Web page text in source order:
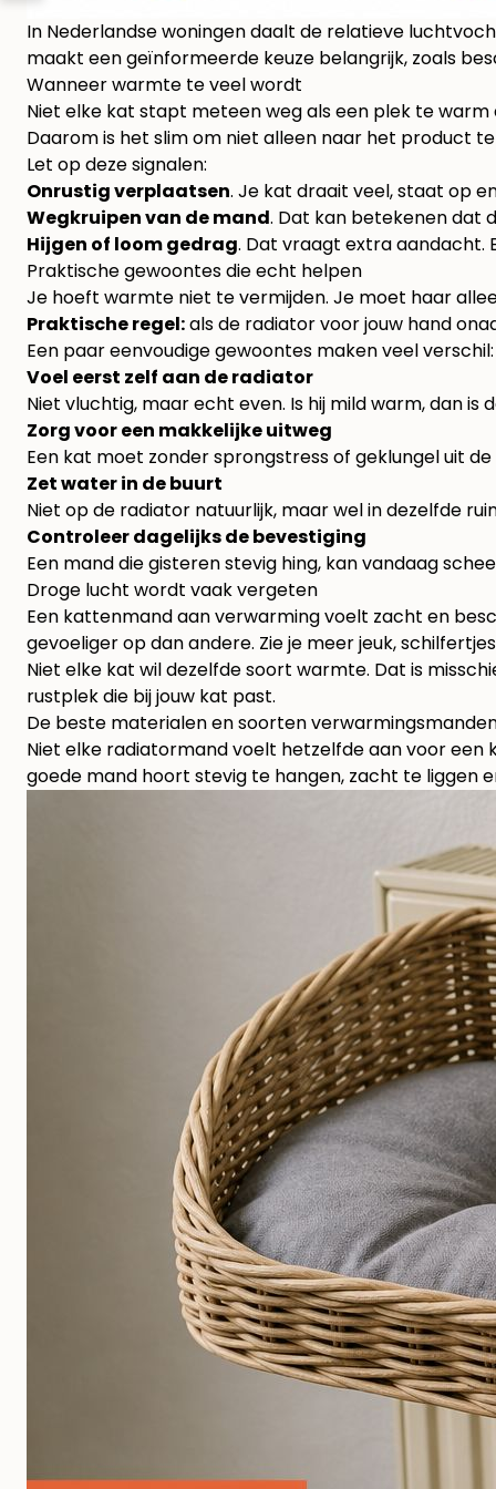
In Nederlandse woningen daalt de relatieve
maakt een geïnformeerde keuze belangrijk, zoals
Wanneer warmte te veel wordt
Niet elke kat stapt meteen weg als een plek te
Daarom is het slim om niet alleen naar het product
Let op deze signalen:
Onrustig verplaatsen. Je kat draait veel, staat op
Wegkruipen van de mand. Dat kan betekenen dat
Hijgen of loom gedrag. Dat vraagt extra aandacht.
Praktische gewoontes die echt helpen
Je hoeft warmte niet te vermijden. Je moet haar
Praktische regel:als de radiator voor jouw hand
Een paar eenvoudige gewoontes maken veel verschil:
Voel eerst zelf aan de radiator
Niet vluchtig, maar echt even. Is hij mild warm, dan
Zorg voor een makkelijke uitweg
Een kat moet zonder sprongstress of geklungel uit
Zet water in de buurt
Niet op de radiator natuurlijk, maar wel in dezelfde
Controleer dagelijks de bevestiging
Een mand die gisteren stevig hing, kan vandaag
Droge lucht wordt vaak vergeten
Een kattenmand aan verwarming voelt zacht en
gevoeliger op dan andere. Zie je meer jeuk,
Niet elke kat wil dezelfde soort warmte. Dat is
rustplek die bij jouw kat past.
De beste materialen en soorten
Niet elke radiatormand voelt hetzelfde aan voor
goede mand hoort stevig te hangen, zacht te liggen